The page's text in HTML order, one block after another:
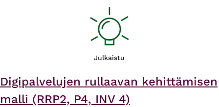
Julkaistu
Digipalvelujen rullaavan kehittämisen
malli (RRP2, P4, INV 4)